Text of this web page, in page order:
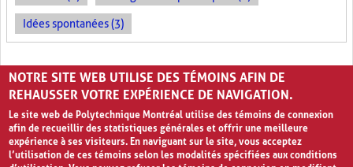
Idées spontanées (3)
PAGES
1 2 › »
NOTRE SITE WEB UTILISE DES TÉMOINS AFIN DE
REHAUSSER VOTRE EXPÉRIENCE DE NAVIGATION.
Le site web de Polytechnique Montréal utilise des témoins de connexion
afin de recueillir des statistiques générales et offrir une meilleure
expérience à ses visiteurs. En naviguant sur le site, vous acceptez
l’utilisation de ces témoins selon les modalités spécifiées aux conditions